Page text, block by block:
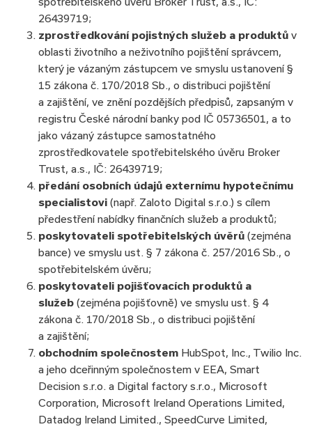
26439719;
zprostředkování pojistných služeb a produktů v
oblasti životního a neživotního pojištění správcem,
který je vázaným zástupcem ve smyslu ustanovení §
15 zákona č. 170/2018 Sb., o distribuci pojištění
a zajištění, ve znění pozdějších předpisů, zapsaným v
registru České národní banky pod IČ 05736501, a to
jako vázaný zástupce samostatného
zprostředkovatele spotřebitelského úvěru Broker
Trust, a.s., IČ: 26439719;
předání osobních údajů externímu hypotečnímu
specialistovi (např. Zaloto Digital s.r.o.) s cílem
předestření nabídky finančních služeb a produktů;
poskytovateli spotřebitelských úvěrů (zejména
bance) ve smyslu ust. § 7 zákona č. 257/2016 Sb., o
spotřebitelském úvěru;
poskytovateli pojišťovacích produktů a
služeb (zejména pojišťovně) ve smyslu ust. § 4
zákona č. 170/2018 Sb., o distribuci pojištění
a zajištění;
obchodním společnostem HubSpot, Inc., Twilio Inc.
a jeho dceřinným společnostem v EEA, Smart
Decision s.r.o. a Digital factory s.r.o., Microsoft
Corporation, Microsoft Ireland Operations Limited,
Datadog Ireland Limited., SpeedCurve Limited,